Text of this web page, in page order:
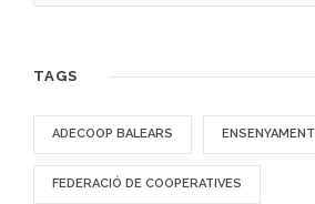
TAGS
ADECOOP BALEARS ENSENYAMENT
FEDERACIÓ DE COOPERATIVES